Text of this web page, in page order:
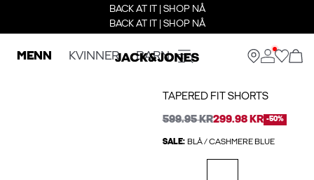
BACK AT IT | SHOP NÅ
BACK AT IT | SHOP NÅ
MENN KVINNER BARN
TAPERED FIT SHORTS
599.95 KR299.98 KR -50%
SALE: BLÅ / CASHMERE BLUE